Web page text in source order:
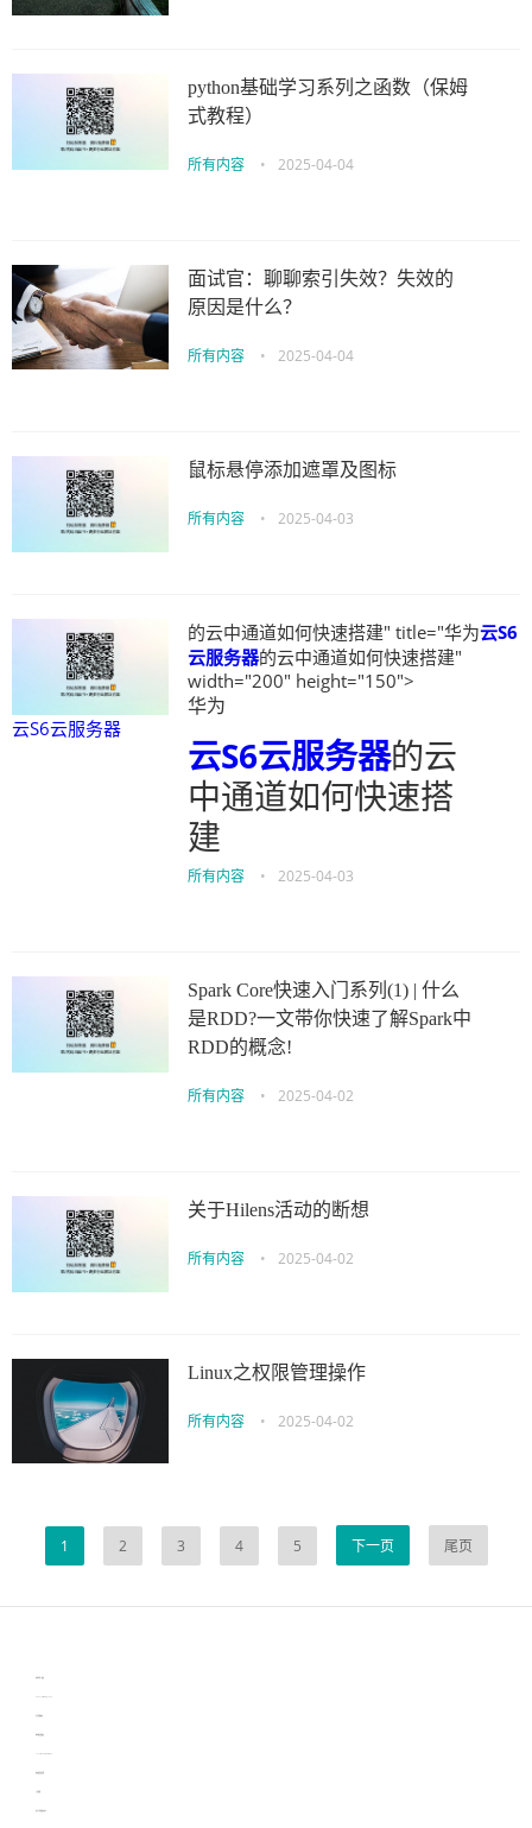
python基础学习系列之函数（保姆
式教程）
所有内容 • 2025-04-04
面试官：聊聊索引失效？失效的
原因是什么？
所有内容 • 2025-04-04
鼠标悬停添加遮罩及图标
所有内容 • 2025-04-03
云S6云服务器
的云中通道如何快速搭建" title="华为云S6
云服务器的云中通道如何快速搭建"
width="200" height="150">
华为
云S6云服务器的云
中通道如何快速搭
建
所有内容 • 2025-04-03
Spark Core快速入门系列(1) | 什么
是RDD?一文带你快速了解Spark中
RDD的概念!
所有内容 • 2025-04-02
关于Hilens活动的断想
所有内容 • 2025-04-02
Linux之权限管理操作
所有内容 • 2025-04-02
1 2 3 4 5 下一页 尾页